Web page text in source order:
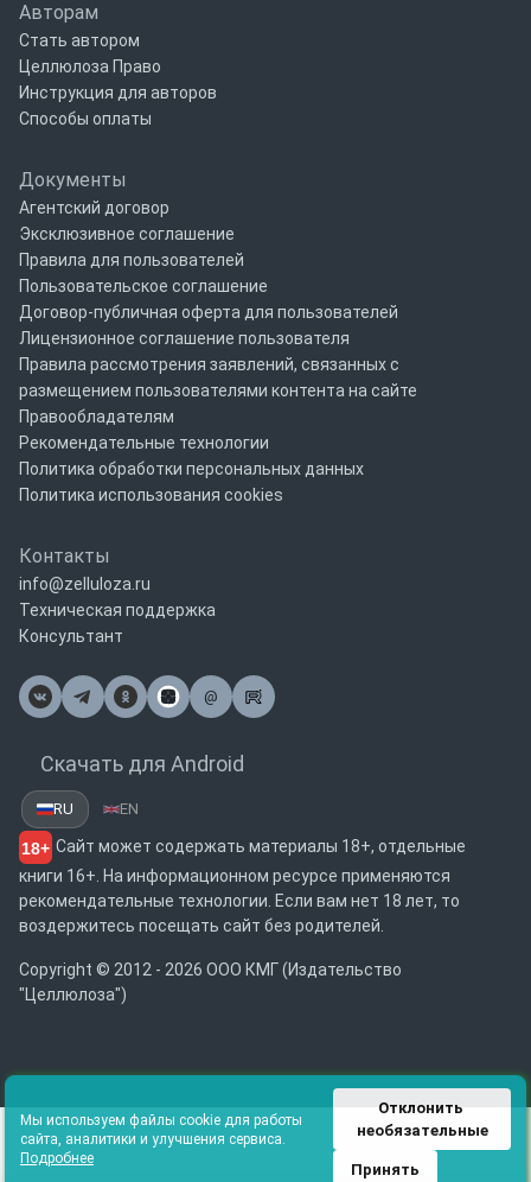
Авторам
Стать автором
Целлюлоза Право
Инструкция для авторов
Способы оплаты
Документы
Агентский договор
Эксклюзивное соглашение
Правила для пользователей
Пользовательское соглашение
Договор-публичная оферта для пользователей
Лицензионное соглашение пользователя
Правила рассмотрения заявлений, связанных с
размещением пользователями контента на сайте
Правообладателям
Рекомендательные технологии
Политика обработки персональных данных
Политика использования cookies
Контакты
info@zelluloza.ru
Техническая поддержка
Консультант
@
Почта
Скачать для Android
RU EN
18+ Сайт может содержать материалы 18+, отдельные
книги 16+. На информационном ресурсе применяются
рекомендательные технологии. Если вам нет 18 лет, то
воздержитесь посещать сайт без родителей.
Copyright © 2012 - 2026 ООО КМГ (Издательство
"Целлюлоза")
Мы используем файлы cookie для работы
сайта, аналитики и улучшения сервиса.
Подробнее
Отклонить
необязательные
Принять